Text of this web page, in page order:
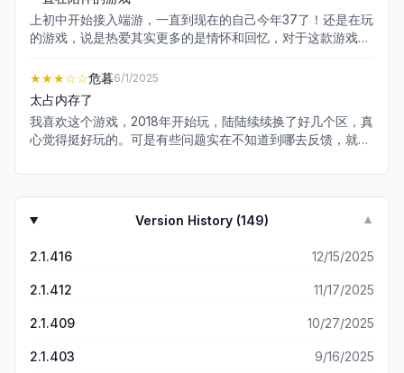
上初中开始接入端游，一直到现在的自己今年37了！还是在玩
的游戏，说是热爱其实更多的是情怀和回忆，对于这款游戏爱
友在一起的时候，也没有和大话在一起久，现在时间久了！自
己生活压力也大了，充钱几乎是没充过了！未来还是会一直玩
的，充钱不会很多，但是会一直陪伴大话，也希望你们越做越
好，未来可期，。最后在说一句！游戏里多几率，老玩家更需
要几率安慰
★★★☆☆危暮6/1/2025
太占内存了
我喜欢这个游戏，2018年开始玩，陆陆续续换了好几个区，真
心觉得挺好玩的。可是有些问题实在不知道到哪去反馈，就写
我手机12个G的内村，看似安装包不太大，进去后要想体验更
就占一半啊。官方你们就不能检查一下吗，不要一味的堆雪人
越堆越多啊！把几年前没用的东西清理一下好不好呢？
Version History (149) ▼
2.1.416 12/15/2025
2.1.412 11/17/2025
2.1.409 10/27/2025
2.1.403 9/16/2025